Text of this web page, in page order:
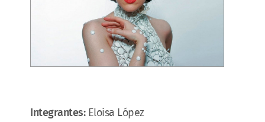
Integrantes: Eloisa López